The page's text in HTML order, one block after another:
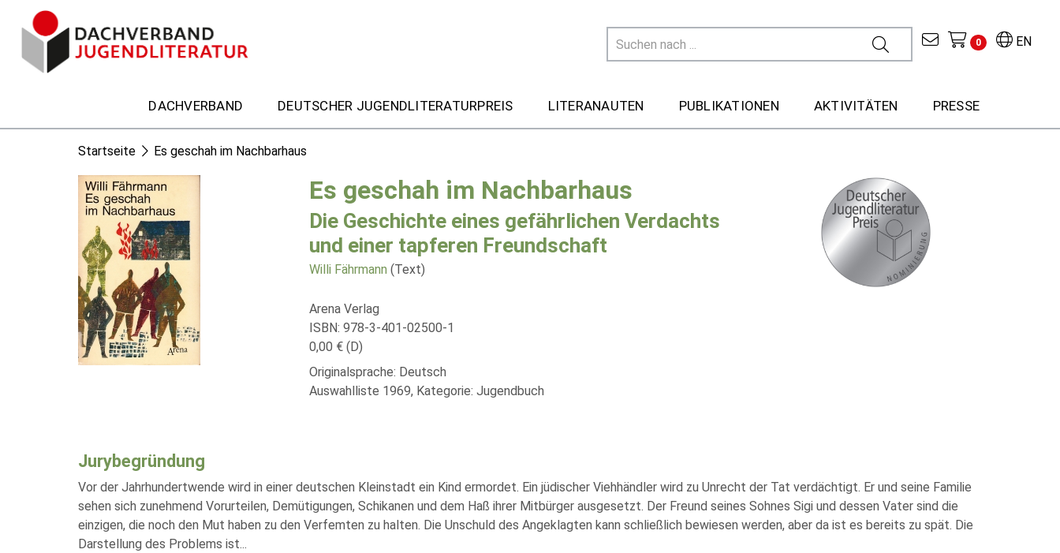
EN
0
DACHVERBAND DEUTSCHER JUGENDLITERATURPREIS LITERANAUTEN PUBLIKATIONEN AKTIVITÄTEN PRESSE
Startseite Es geschah im Nachbarhaus
Es geschah im Nachbarhaus
Die Geschichte eines gefährlichen Verdachts
und einer tapferen Freundschaft
Willi Fährmann (Text)
Arena Verlag
ISBN: 978-3-401-02500-1
0,00 € (D)
Originalsprache: Deutsch
Auswahlliste 1969, Kategorie: Jugendbuch
Jurybegründung
Vor der Jahrhundertwende wird in einer deutschen Kleinstadt ein Kind ermordet. Ein jüdischer Viehhändler wird zu Unrecht der Tat verdächtigt. Er und seine Familie
sehen sich zunehmend Vorurteilen, Demütigungen, Schikanen und dem Haß ihrer Mitbürger ausgesetzt. Der Freund seines Sohnes Sigi und dessen Vater sind die
einzigen, die noch den Mut haben zu den Verfemten zu halten. Die Unschuld des Angeklagten kann schließlich bewiesen werden, aber da ist es bereits zu spät. Die
Darstellung des Problems ist...